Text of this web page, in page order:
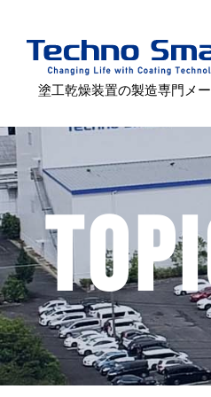
塗工乾燥装置の製造専門メ